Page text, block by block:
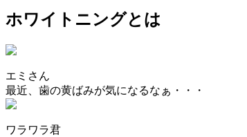
ホワイトニングとは
エミさん
最近、歯の黄ばみが気になるなぁ・・・
ワラワラ君